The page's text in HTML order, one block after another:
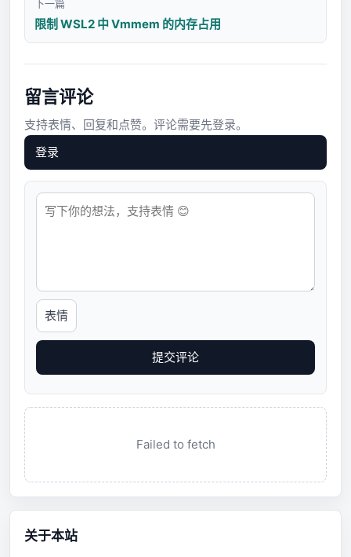
下一篇
限制 WSL2 中 Vmmem 的内存占用
留言评论
支持表情、回复和点赞。评论需要先登录。
登录
表情
提交评论
Failed to fetch
关于本站